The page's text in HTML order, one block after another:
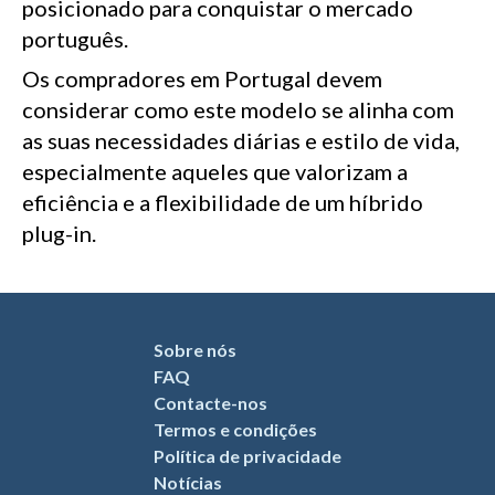
posicionado para conquistar o mercado
português.
Os compradores em Portugal devem
considerar como este modelo se alinha com
as suas necessidades diárias e estilo de vida,
especialmente aqueles que valorizam a
eficiência e a flexibilidade de um híbrido
plug-in.
Sobre nós
FAQ
Contacte-nos
Termos e condições
Política de privacidade
Notícias